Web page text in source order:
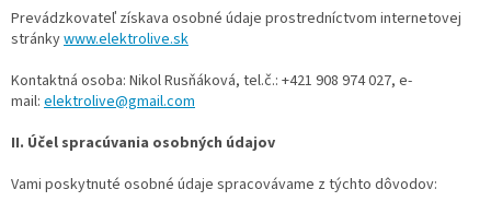
Prevádzkovateľ získava osobné údaje prostredníctvom internetovej
stránkywww.elektrolive.sk
Kontaktná osoba: Nikol Rusňáková, tel.č.: +421 908 974 027, e-
mail: elektrolive@gmail.com
II. Účel spracúvania osobných údajov
Vami poskytnuté osobné údaje spracovávame z týchto dôvodov: